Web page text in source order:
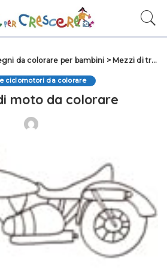
da colorare per bambini > Mezzi di trasporto da colorare
ciclomotori da colorare
moto da colorare